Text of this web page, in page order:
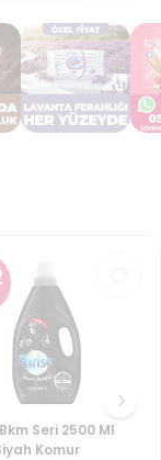
Seri 2500 Ml
Komur